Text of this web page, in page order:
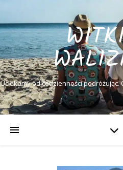
Uciekamy od codzienności